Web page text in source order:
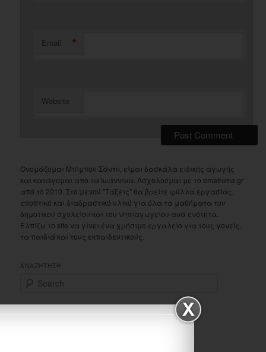
Email *
Website
Ονομάζομαι Μπίμπου Σάντυ, είμαι δασκάλα ειδικής αγωγής
και κατάγομαι από τα Ιωάννινα. Ασχολούμαι με το emathima.gr
από το 2010. Στο μενού "Τάξεις" θα βρείτε φύλλα εργασίας,
εποπτικό και διαδραστικό υλικό για όλα τα μαθήματα του
δημοτικού σχολείου και του νηπιαγωγείου ανά ενότητα.
Ελπίζω το site να γίνει ένα χρήσιμο εργαλείο για τους γονείς,
τα παιδιά και τους εκπαιδευτικούς.
ΑΝΑΖΗΤΗΣΗ
r